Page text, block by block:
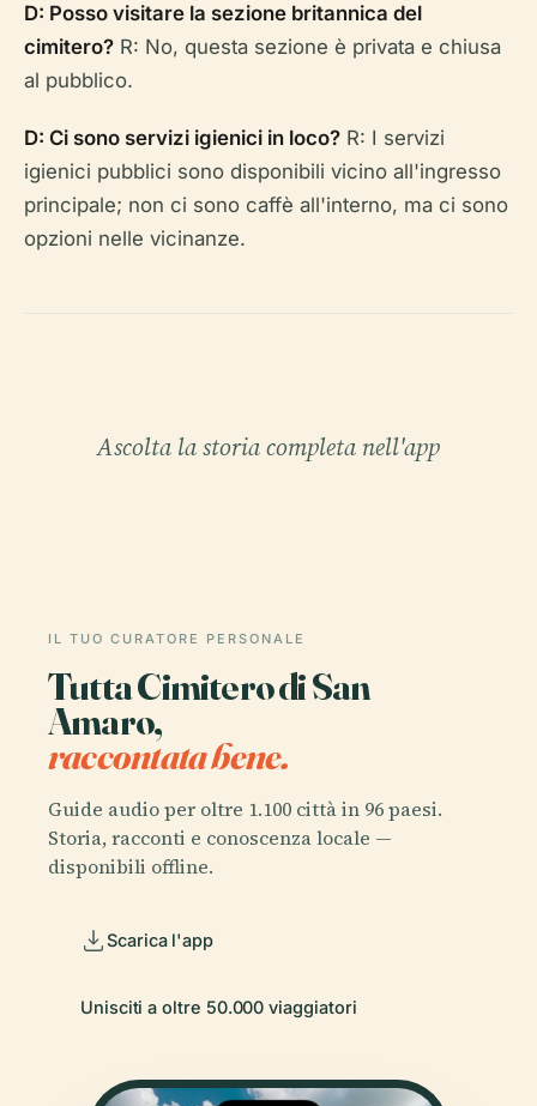
D: Posso visitare la sezione britannica del
cimitero? R: No, questa sezione è privata e chiusa
al pubblico.
D: Ci sono servizi igienici in loco? R: I servizi
igienici pubblici sono disponibili vicino all'ingresso
principale; non ci sono caffè all'interno, ma ci sono
opzioni nelle vicinanze.
Ascolta la storia completa nell'app
IL TUO CURATORE PERSONALE
Tutta Cimitero di San
Amaro,
raccontata bene.
Guide audio per oltre 1.100 città in 96 paesi.
Storia, racconti e conoscenza locale —
disponibili offline.
Scarica l'app
Unisciti a oltre 50.000 viaggiatori